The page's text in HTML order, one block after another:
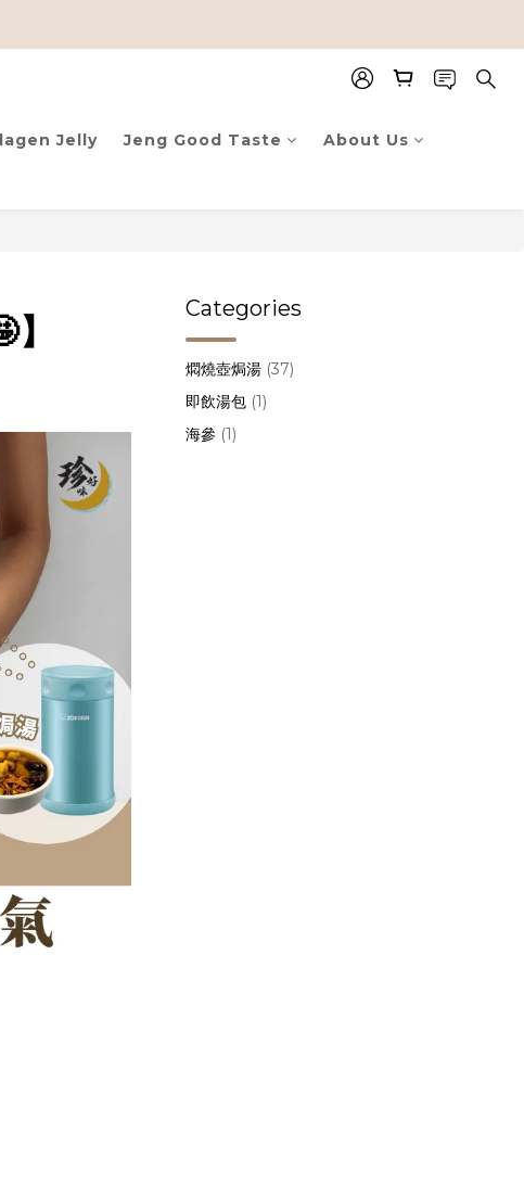
Jelly Jeng Good Taste About Us
Categories
燜燒壺焗湯 (37)
即飲湯包 (1)
海參 (1)